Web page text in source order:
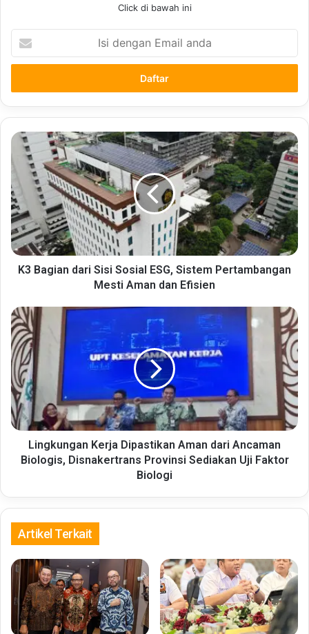
Click di bawah ini
dengan
Email
K3
Bagian
dari
Sosial
ESG,
Sistem
Pertambangan
Mesti
Aman
K3 Bagian dari Sisi Sosial ESG, Sistem Pertambangan
Mesti Aman dan Efisien
Lingkungan
Kerja
Dipastikan
Aman
dari
Ancaman
Biologis,
Disnakertrans
Provinsi
Sediakan
Lingkungan Kerja Dipastikan Aman dari Ancaman
Biologis, Disnakertrans Provinsi Sediakan Uji Faktor
Biologi
Artikel Terkait